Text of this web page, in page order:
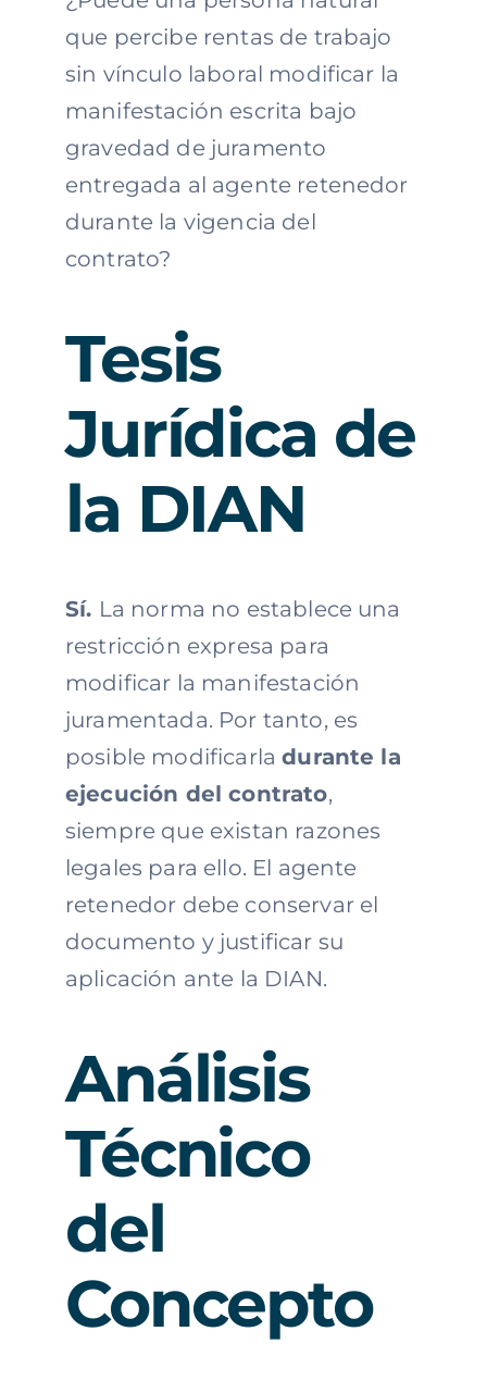
que percibe rentas de trabajo
sin vínculo laboral modificar la
manifestación escrita bajo
gravedad de juramento
entregada al agente retenedor
durante la vigencia del
contrato?
Tesis
Jurídica de
la DIAN
Sí. La norma no establece una
restricción expresa para
modificar la manifestación
juramentada. Por tanto, es
posible modificarladurante la
ejecución del contrato,
siempre que existan razones
legales para ello. El agente
retenedor debe conservar el
documento y justificar su
aplicación ante la DIAN.
Análisis
Técnico
del
Concepto